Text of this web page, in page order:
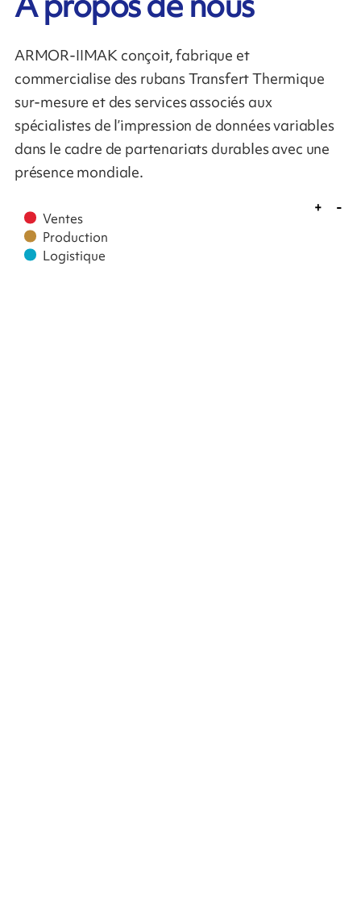
ARMOR-IIMAK conçoit, fabrique et
commercialise des rubans Transfert Thermique
sur-mesure et des services associés aux
spécialistes de l’impression de données variables
dans le cadre de partenariats durables avec une
présence mondiale.
Ventes
Production
Logistique